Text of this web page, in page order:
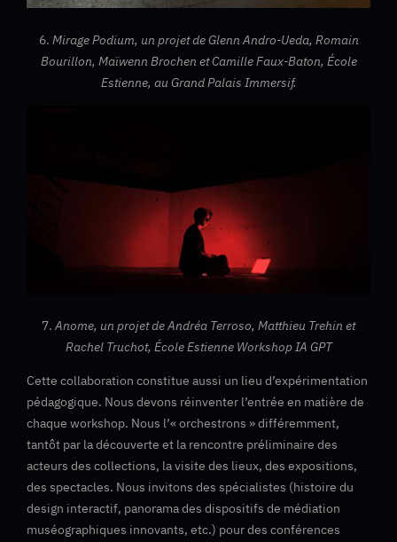
6. Mirage Podium, un projet de Glenn Andro-Ueda, Romain
Bourillon, Maïwenn Brochen et Camille Faux-Baton, École
Estienne, au Grand Palais Immersif.
7. Anome, un projet de Andréa Terroso, Matthieu Trehin et
Rachel Truchot, École Estienne Workshop IA GPT
Cette collaboration constitue aussi un lieu d’expérimentation
pédagogique. Nous devons réinventer l’entrée en matière de
chaque workshop. Nous l’« orchestrons » différemment,
tantôt par la découverte et la rencontre préliminaire des
acteurs des collections, la visite des lieux, des expositions,
des spectacles. Nous invitons des spécialistes (histoire du
design interactif, panorama des dispositifs de médiation
muséographiques innovants, etc.) pour des conférences